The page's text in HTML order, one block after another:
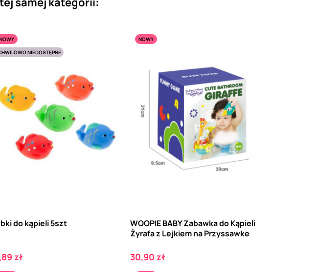
NIEDOSTĘPNE
do kąpieli 5szt
zł
NOWY
WOOPIE BABY Zabawka do Kąpieli
Żyrafa z Lejkiem na Przyssawke
Cena
30,90 zł